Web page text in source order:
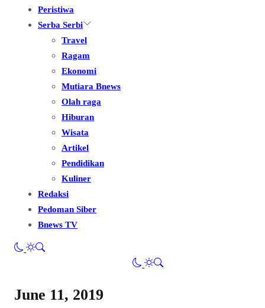
Peristiwa
Serba Serbi
Travel
Ragam
Ekonomi
Mutiara Bnews
Olah raga
Hiburan
Wisata
Artikel
Pendidikan
Kuliner
Redaksi
Pedoman Siber
Bnews TV
June 11, 2019